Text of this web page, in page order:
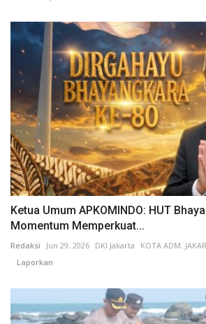
Ketua Umum APKOMINDO: HUT
Momentum Memperkuat...
Redaksi Jun 29, 2026 DKI Jakarta KOTA ADM.
Laporkan